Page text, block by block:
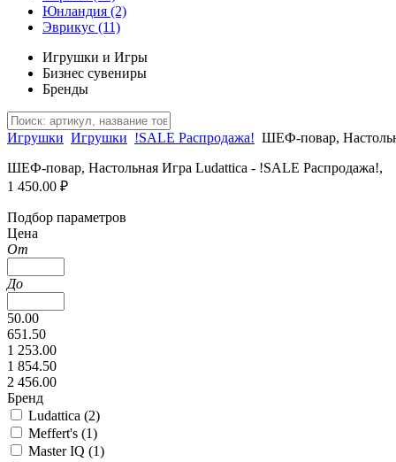
Юнландия (2)
Эврикус (11)
Игрушки и Игры
Бизнес сувениры
Бренды
Игрушки Игрушки !SALE Распродажа! ШЕФ-повар,
ШЕФ-повар, Настольная Игра Ludattica - !SALE Распродажа!,
1 450.00 ₽
Подбор параметров
Цена
От
До
50.00
651.50
1 253.00
1 854.50
2 456.00
Бренд
Ludattica (2)
Meffert's (1)
Master IQ (1)